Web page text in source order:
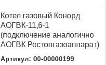
Котел газовый Конорд
АОГВК-11,6-1
(подключение аналогично
АОГВК Ростовгазоаппарат)
Артикул: 00-00000199